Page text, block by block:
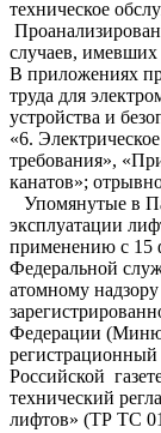
техническое
случаев,
В приложениях
труда для
устройства и
«6.
требования»,
канатов»;
Упомянутые в
эксплуатации
применению с 15
Федеральной
атомному
Федерации
Российской
технический
лифтов» (ТР ТС